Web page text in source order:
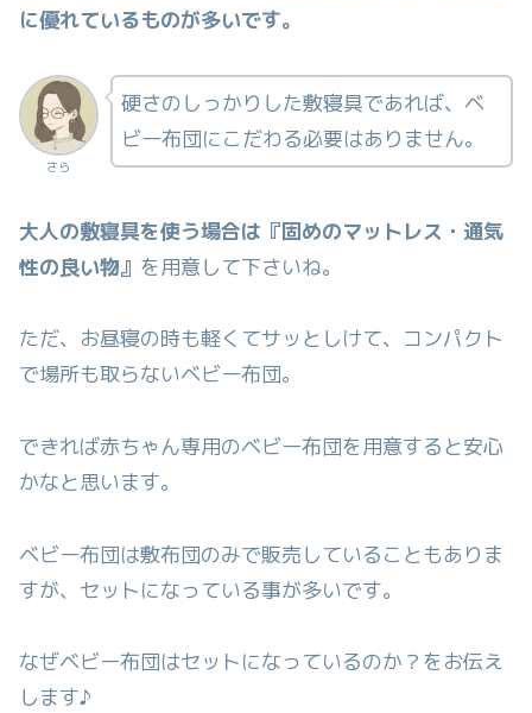
に優れているものが多いです。
さら
硬さのしっかりした敷寝具であれば、ベ
ビー布団にこだわる必要はありません。
大人の敷寝具を使う場合は『固めのマットレス・通気
性の良い物』 を用意して下さいね。
ただ、お昼寝の時も軽くてサッとしけて、コンパクト
で場所も取らないベビー布団。
できれば赤ちゃん専用のベビー布団を用意すると安心
かなと思います。
ベビー布団は敷布団のみで販売していることもありま
すが、セットになっている事が多いです。
なぜベビー布団はセットになっているのか？をお伝え
します♪